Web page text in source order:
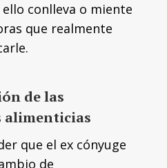
conlleva o miente
que realmente
de las
alimenticias
que el ex cónyuge
de